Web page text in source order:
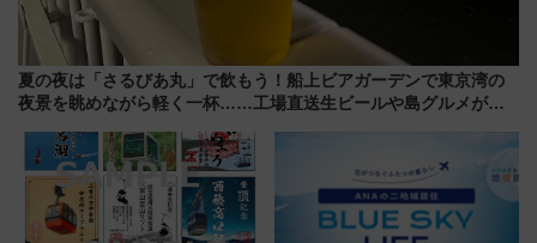
夏の夜は「さるびあ丸」で飲もう！船上ビアガーデンで東京湾の
夜景を眺めながら軽く一杯……工場直送生ビールや島グルメが美